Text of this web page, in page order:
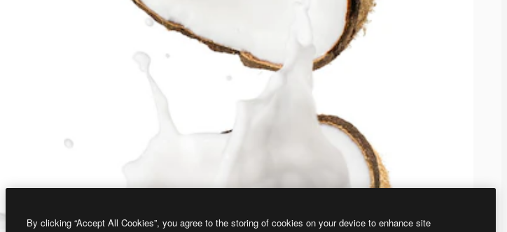
By clicking “Accept All Cookies”, you agree to the storing of cookies on your device to enhance site